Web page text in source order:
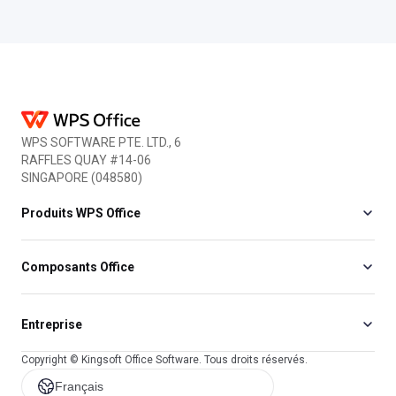
WPS SOFTWARE PTE. LTD., 6
RAFFLES QUAY #14-06
SINGAPORE (048580)
Produits WPS Office
Composants Office
Entreprise
Copyright © Kingsoft Office Software. Tous droits réservés.
Français